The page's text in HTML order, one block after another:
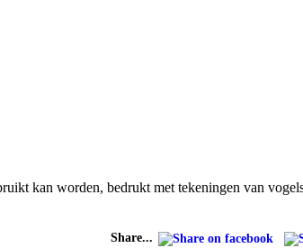
kan worden, bedrukt met tekeningen van
Share...